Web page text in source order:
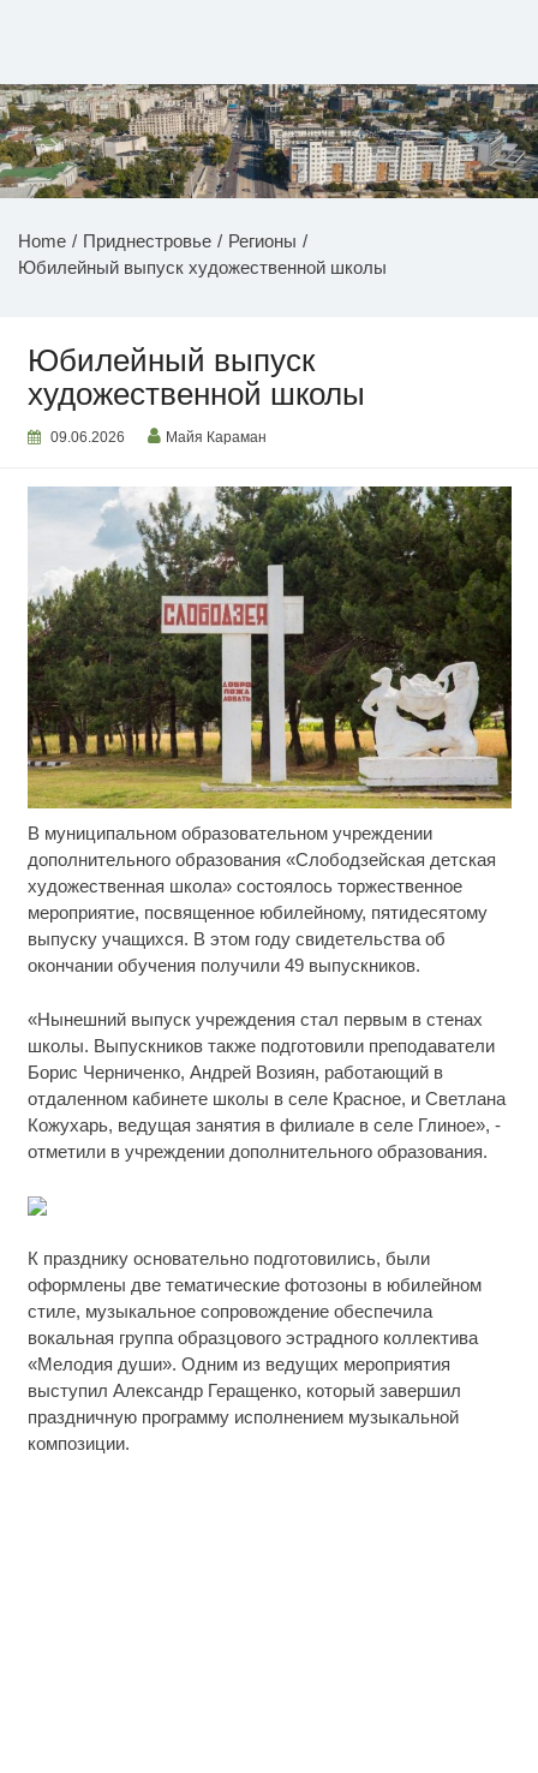
НОВОСТИ ПРИДНЕСТРОВЬЯ
Home Приднестровье
Регионы
Юбилейный выпуск художественной школы
Юбилейный выпуск
художественной школы
09.06.2026 Майя Караман
В муниципальном образовательном учреждении
дополнительного образования «Слободзейская детская
художественная школа» состоялось торжественное
мероприятие, посвященное юбилейному, пятидесятому
выпуску учащихся. В этом году свидетельства об
окончании обучения получили 49 выпускников.
«Нынешний выпуск учреждения стал первым в стенах
школы. Выпускников также подготовили преподаватели
Борис Черниченко, Андрей Возиян, работающий в
отдаленном кабинете школы в селе Красное, и Светлана
Кожухарь, ведущая занятия в филиале в селе Глиное», -
отметили в учреждении дополнительного образования.
К празднику основательно подготовились, были
оформлены две тематические фотозоны в юбилейном
стиле, музыкальное сопровождение обеспечила
вокальная группа образцового эстрадного коллектива
«Мелодия души». Одним из ведущих мероприятия
выступил Александр Геращенко, который завершил
праздничную программу исполнением музыкальной
композиции.
Скрытая камера на пляже Крыма: Что люди
вытворяют, когда их не видят...
i
Ролик длится несколько секунд, а смеяться вы
будете долго
Королева вагона отожгла! Видео не оставит